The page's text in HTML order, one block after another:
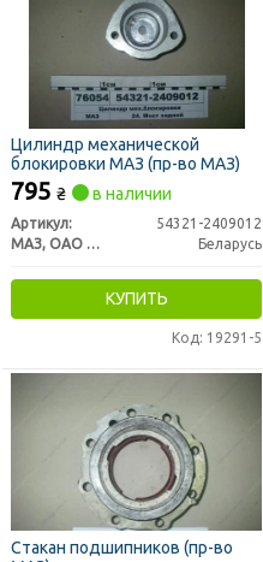
Цилиндр механической
блокировки МАЗ (пр-во МАЗ)
795 ₴ в наличии
Артикул:
54321-2409012
МАЗ, ОАО «Минский автомобильный завод»
Беларусь
КУПИТЬ
Код: 19291-5
Стакан подшипников (пр-во